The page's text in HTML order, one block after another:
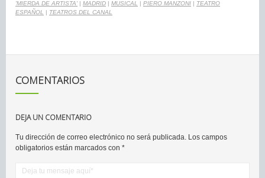
'MIERDA DE ARTISTA' | MADRID | MUSICAL | PIERO MANZONI | TEATRO
ESPAÑOL
| TEATROS DEL CANAL
COMENTARIOS
DEJA UN COMENTARIO
Tu dirección de correo electrónico no será publicada. Los campos
obligatorios están marcados con *